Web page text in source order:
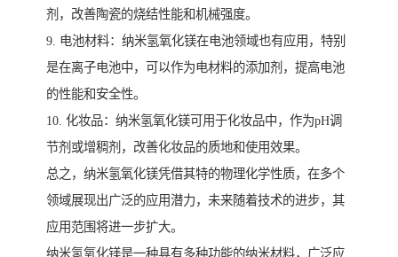
剂，改善陶瓷的烧结性能和机械强度。
9. 电池材料：纳米氢氧化镁在电池领域也有应用，特别
是在离子电池中，可以作为电材料的添加剂，提高电池
的性能和安全性。
10. 化妆品：纳米氢氧化镁可用于化妆品中，作为pH调
节剂或增稠剂，改善化妆品的质地和使用效果。
总之，纳米氢氧化镁凭借其特的物理化学性质，在多个
领域展现出广泛的应用潜力，未来随着技术的进步，其
应用范围将进一步扩大。
纳米氢氧化镁是一种具有多种功能的纳米材料，广泛应